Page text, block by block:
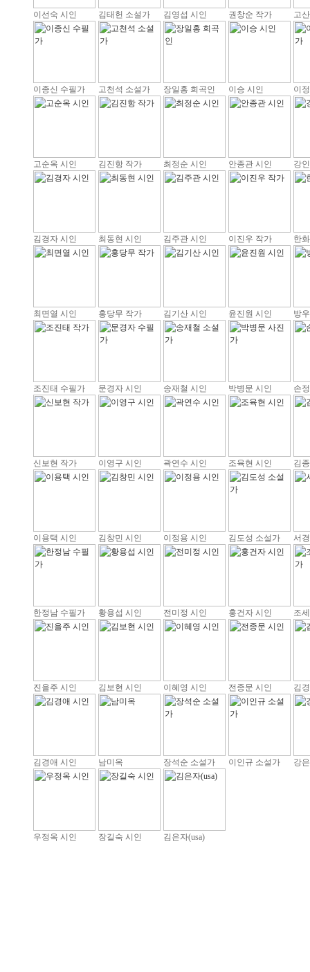
이선숙 시인 김태헌 소설가 김영섭 시인 권창순 작가 고
이종신 수필가 고천석 소설가 장일홍 희곡인 이승 시인 이
고순옥 시인 김진항 작가 최정순 시인 안종관 시인 강
김경자 시인 최동현 시인 김주관 시인 이진우 작가 한
최면열 시인 홍당무 작가 김기산 시인 윤진원 시인 방
조진태 수필가 문경자 시인 송재철 시인 박병문 시인 손
신보현 작가 이영구 시인 곽연수 시인 조육현 시인 김
이용택 시인 김창민 시인 이정용 시인 김도성 소설가 서
한정남 수필가 황용섭 시인 전미정 시인 홍건자 시인 조
진을주 시인 김보현 시인 이혜영 시인 전종문 시인 김
김경애 시인 남미옥 장석순 소설가 이인규 소설가 강
우정옥 시인 장길숙 시인 김은자(usa)